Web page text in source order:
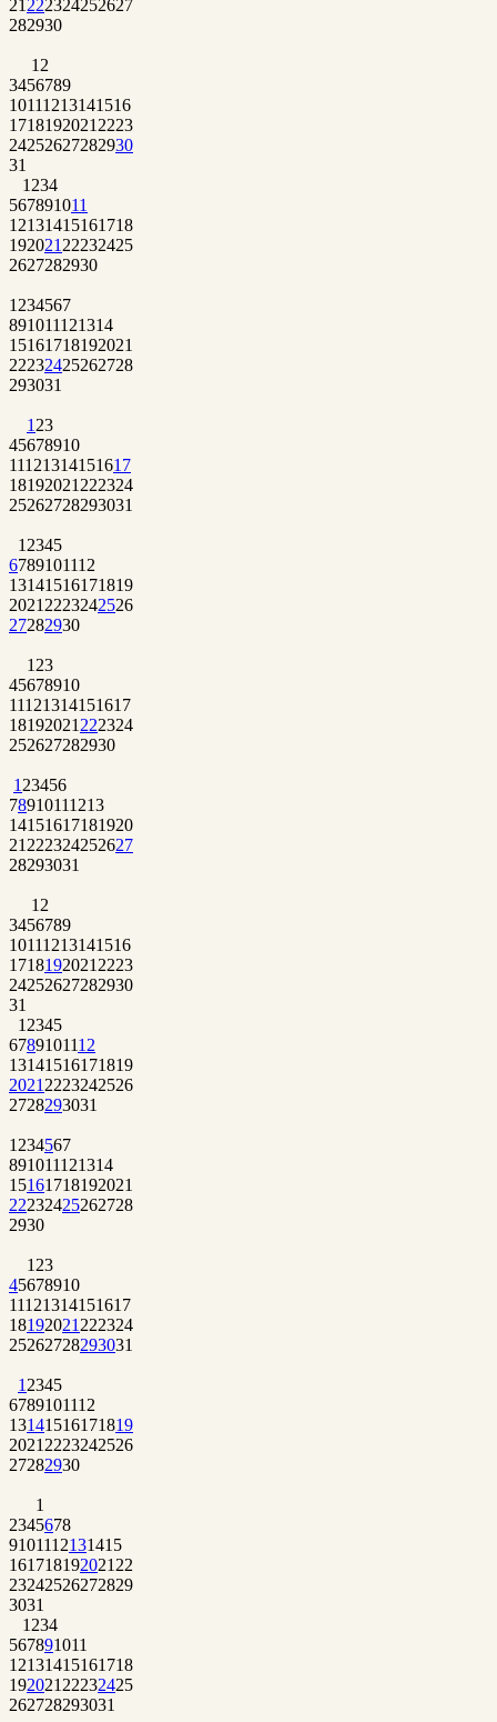
21 222324252627
282930
1 2
3456789
10111213141516
1718192021 2223
24252627282930
31
1 234
567891011
12131415161718
192021 22232425
2627282930
1 234567
891011121314
15161718192021
22232425262728
293031
1 23
45678910
11121314151617
18192021 222324
25262728293031
1 2345
6789101112
13141516171819
2021 2223242526
27282930
1 23
45678910
11121314151617
18192021 222324
252627282930
1 23456
78910111213
14151617181920
21 222324252627
28293031
1 2
3456789
10111213141516
1718192021 2223
24252627282930
31
1 2345
6789101112
13141516171819
2021 2223242526
2728293031
1 234567
891011121314
15161718192021
22232425262728
2930
1 23
45678910
11121314151617
18192021 222324
25262728293031
1 2345
6789101112
13141516171819
2021 2223242526
27282930
1
2345678
9101112131415
161718192021 22
23242526272829
3031
1 234
567891011
12131415161718
192021 22232425
262728293031